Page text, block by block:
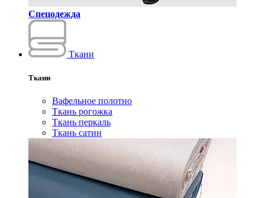
Спецодежда
Ткани
Ткани
Вафельное полотно
Ткань рогожка
Ткань перкаль
Ткань сатин